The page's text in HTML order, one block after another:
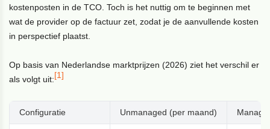
kostenposten in de TCO. Toch is het nuttig om te beginnen met
wat de provider op de factuur zet, zodat je de aanvullende kosten
in perspectief plaatst.
Op basis van Nederlandse marktprijzen (2026) ziet het verschil er
als volgt uit:[1]
Configuratie Unmanaged (per maand)